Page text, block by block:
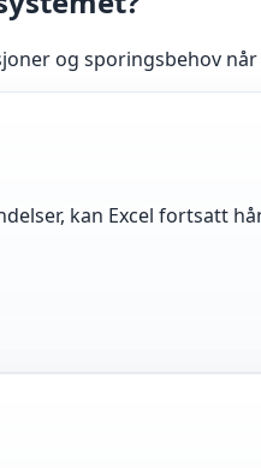
og sporingsbehov
kan Excel fortsatt